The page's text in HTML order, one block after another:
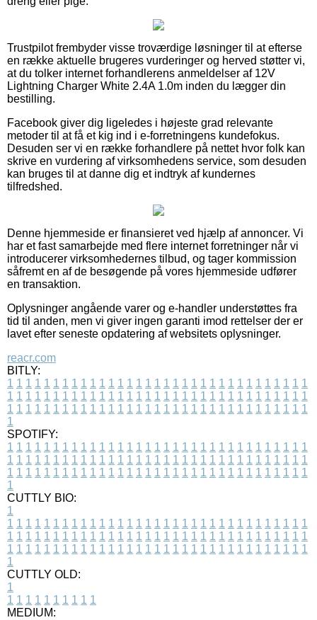
Trustpilot frembyder visse troværdige løsninger til at efterse
en række aktuelle brugeres vurderinger og herved støtter vi,
at du tolker internet forhandlerens anmeldelser af 12V
Lightning Charger White 2.4A 1.0m inden du lægger din
bestilling.
Facebook giver dig ligeledes i højeste grad relevante
metoder til at få et kig ind i e-forretningens kundefokus.
Desuden ser vi en række forhandlere på nettet hvor folk kan
skrive en vurdering af virksomhedens service, som desuden
kan bruges til at danne dig et indtryk af kundernes
tilfredshed.
Denne hjemmeside er finansieret ved hjælp af annoncer. Vi
har et fast samarbejde med flere internet forretninger når vi
introducerer virksomhedernes tilbud, og tager kommission
såfremt en af de besøgende på vores hjemmeside udfører
en transaktion.
Oplysninger angående varer og e-handler understøttes fra
tid til anden, men vi giver ingen garanti imod rettelser der er
lavet efter seneste opdatering af websitets oplysninger.
reacr.com
BITLY:
1 1 1 1 1 1 1 1 1 1 1 1 1 1 1 1 1 1 1 1 1 1 1 1 1 1 1 1 1 1 1 1 1
1 1 1 1 1 1 1 1 1 1 1 1 1 1 1 1 1 1 1 1 1 1 1 1 1 1 1 1 1 1 1 1 1
1 1 1 1 1 1 1 1 1 1 1 1 1 1 1 1 1 1 1 1 1 1 1 1 1 1 1 1 1 1 1 1 1
1
SPOTIFY:
1 1 1 1 1 1 1 1 1 1 1 1 1 1 1 1 1 1 1 1 1 1 1 1 1 1 1 1 1 1 1 1 1
1 1 1 1 1 1 1 1 1 1 1 1 1 1 1 1 1 1 1 1 1 1 1 1 1 1 1 1 1 1 1 1 1
1 1 1 1 1 1 1 1 1 1 1 1 1 1 1 1 1 1 1 1 1 1 1 1 1 1 1 1 1 1 1 1 1
1
CUTTLY BIO:
1
1 1 1 1 1 1 1 1 1 1 1 1 1 1 1 1 1 1 1 1 1 1 1 1 1 1 1 1 1 1 1 1 1
1 1 1 1 1 1 1 1 1 1 1 1 1 1 1 1 1 1 1 1 1 1 1 1 1 1 1 1 1 1 1 1 1
1 1 1 1 1 1 1 1 1 1 1 1 1 1 1 1 1 1 1 1 1 1 1 1 1 1 1 1 1 1 1 1 1
1
CUTTLY OLD:
1
1 1 1 1 1 1 1 1 1 1
MEDIUM: